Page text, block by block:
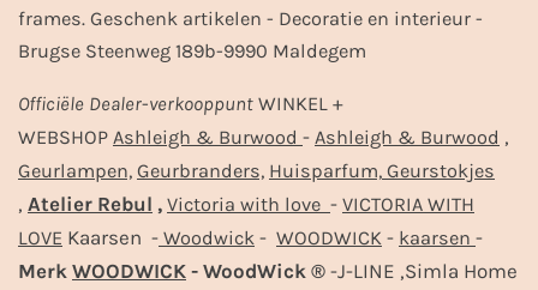
frames. Geschenk artikelen - Decoratie en interieur -
Brugse Steenweg 189b-9990 Maldegem
Officiële Dealer-verkooppunt WINKEL +
WEBSHOP Ashleigh & Burwood - Ashleigh & Burwood ,
Geurlampen, Geurbranders, Huisparfum, Geurstokjes
, Atelier Rebul , Victoria with love - VICTORIA WITH
LOVE Kaarsen - Woodwick - WOODWICK - kaarsen -
Merk WOODWICK - WoodWick ® -J-LINE ,Simla Home